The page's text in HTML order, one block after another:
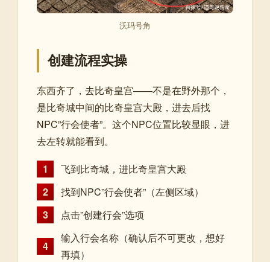
沃玛号角
创建流程实操
东西齐了，去比奇皇宫——不是在野外那个，
是比奇城中间的比奇皇宫大殿，进去后找
NPC”行会使者”。这个NPC位置比较显眼，进
去左转就能看到。
1
飞到比奇城，进比奇皇宫大殿
2
找到NPC”行会使者”（左侧区域）
3
点击”创建行会”选项
4
输入行会名称（确认后不可更改，想好
再填）